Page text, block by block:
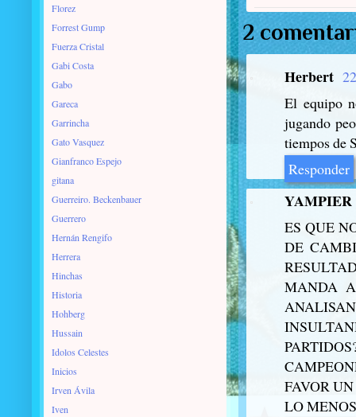
2
Herbert
El equipo
jugando
tiempos de
Responder
YAMPIER
ES QUE
DE
MANDA
FAVOR
LO
Florez
Forrest Gump
Fuerza Cristal
Gabi Costa
Gabo
Gareca
Garrincha
Gato Vasquez
Gianfranco Espejo
gitana
Guerreiro. Beckenbauer
Guerrero
Hernán Rengifo
Herrera
Hinchas
Historia
Hohberg
Hussain
Idolos Celestes
Inicios
Irven Ávila
Iven